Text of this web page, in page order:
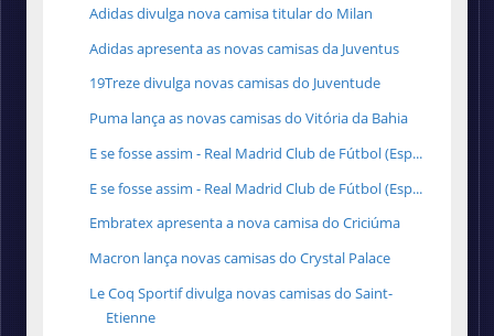
Adidas divulga nova camisa titular do Milan
Adidas apresenta as novas camisas da Juventus
19Treze divulga novas camisas do Juventude
Puma lança as novas camisas do Vitória da Bahia
E se fosse assim - Real Madrid Club de Fútbol (Esp...
E se fosse assim - Real Madrid Club de Fútbol (Esp...
Embratex apresenta a nova camisa do Criciúma
Macron lança novas camisas do Crystal Palace
Le Coq Sportif divulga novas camisas do Saint-
Etienne